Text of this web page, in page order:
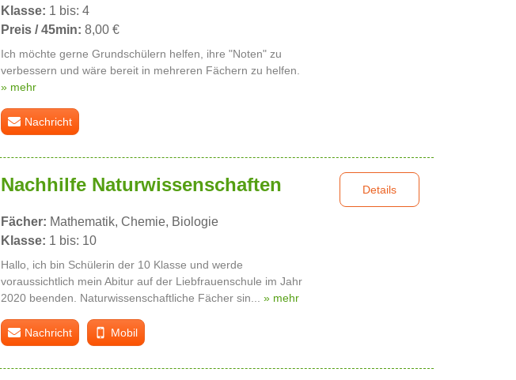
Klasse: 1 bis: 4
Preis / 45min: 8,00 €
Ich möchte gerne Grundschülern helfen, ihre "Noten" zu
verbessern und wäre bereit in mehreren Fächern zu helfen.
» mehr
Nachricht
Nachhilfe Naturwissenschaften
Fächer: Mathematik, Chemie, Biologie
Klasse: 1 bis: 10
Hallo, ich bin Schülerin der 10 Klasse und werde
voraussichtlich mein Abitur auf der Liebfrauenschule im Jahr
2020 beenden. Naturwissenschaftliche Fächer sin... » mehr
Details
Nachricht Mobil